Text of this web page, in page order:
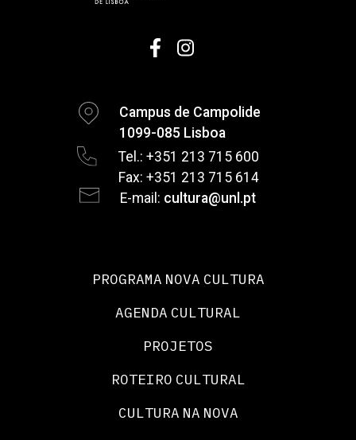
Campus de Campolide
1099-085 Lisboa
Tel.: +351 213 715 600
Fax: +351 213 715 614
E-mail: cultura@unl.pt
PROGRAMA NOVA CULTURA
AGENDA CULTURAL
PROJETOS
ROTEIRO CULTURAL
CULTURA NA NOVA